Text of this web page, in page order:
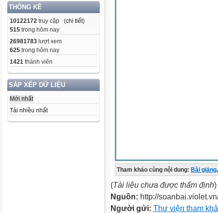
THỐNG KÊ
10122172 truy cập (chi tiết)
515 trong hôm nay
26981783 lượt xem
625 trong hôm nay
1421 thành viên
SẮP XẾP DỮ LIỆU
Mới nhất
Tải nhiều nhất
Tham khảo cùng nội dung: Bài giảng,
(Tài liệu chưa được thẩm định)
Nguồn: http://
Người gửi: Thư viện tham